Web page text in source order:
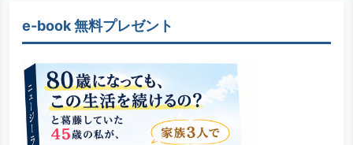
e-book 無料プレゼント